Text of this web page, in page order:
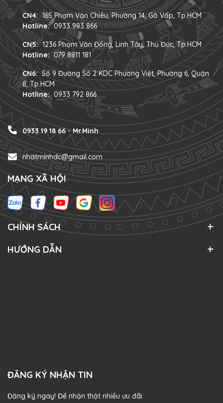
CN4: 165 Phạm Văn Chiêu, Phường 14, Gò Vấp, Tp.HCM
Hotline: 0933 983 866
CN5: 1236 Phạm Văn Đồng, Linh Tây, Thủ Đức, Tp.HCM
Hotline: 079 8811 181
CN6: Số 9 Đường Số 2 KDC Phương Việt, Phường 6, Quận
8, Tp.HCM
Hotline: 0933 792 866
0933 19 18 66 - Mr.Minh
nhatminhdc@gmail.com
MẠNG XÃ HỘI
CHÍNH SÁCH
HƯỚNG DẪN
ĐĂNG KÝ NHẬN TIN
Đăng ký ngay! Để nhận thật nhiều ưu đãi